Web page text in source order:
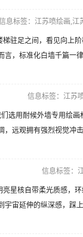
息标签：江苏喷绘画,江
驻足之间，看见向上
，标准化白墙千篇一
信息标签：江苏
选用耐候外墙专用绘画
远观拥有强烈视觉冲
信息标签：
星核自带柔光质感，
宙延伸的纵深感，踩